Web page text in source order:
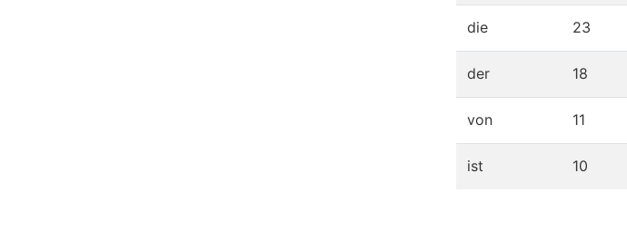
die 23
der 18
von 11
ist 10